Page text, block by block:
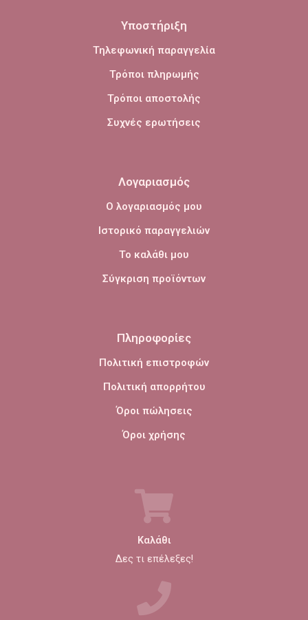
Υποστήριξη
Τηλεφωνική παραγγελία
Τρόποι πληρωμής
Τρόποι αποστολής
Συχνές ερωτήσεις
Λογαριασμός
Ο λογαριασμός μου
Ιστορικό παραγγελιών
Το καλάθι μου
Σύγκριση προϊόντων
Πληροφορίες
Πολιτική επιστροφών
Πολιτική απορρήτου
Όροι πώλησεις
Όροι χρήσης
Καλάθι
Δες τι επέλεξες!